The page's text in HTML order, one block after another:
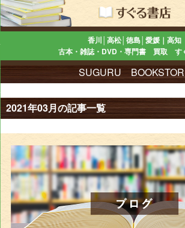
香川│高松│徳島│愛媛｜高知
古本・雑誌・DVD・専門書 買取 す
SUGURU
2021年03月の記事一覧